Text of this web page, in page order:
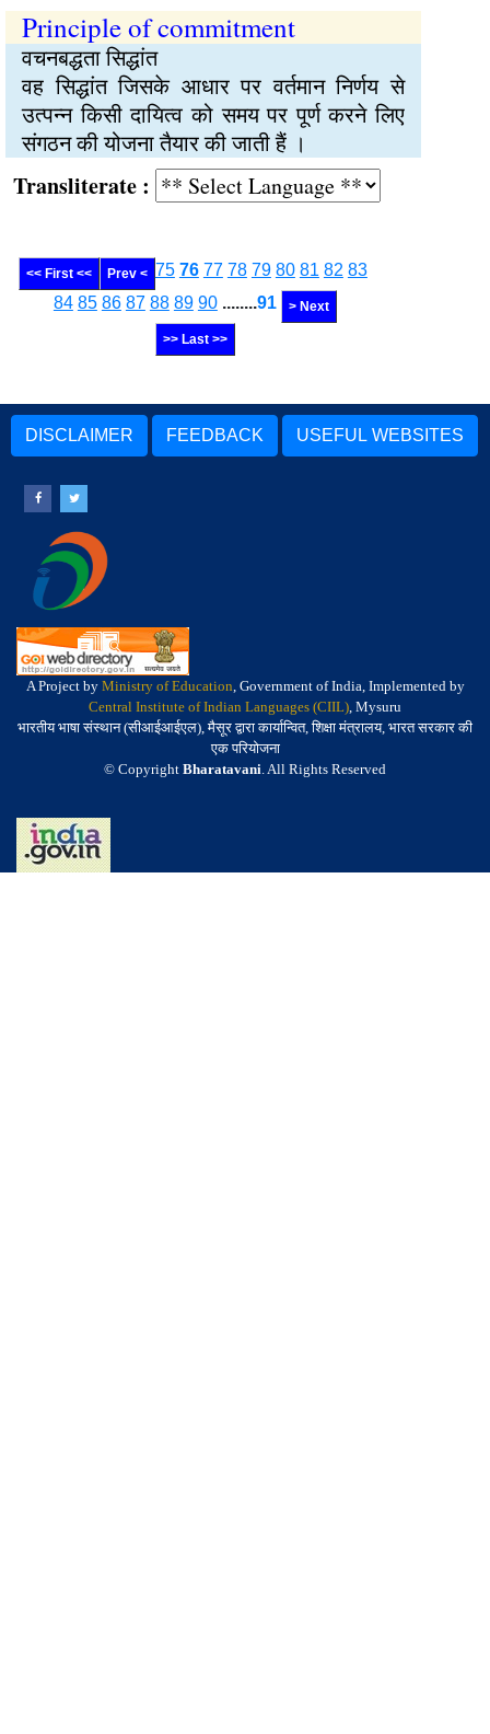
Principle of commitment
वचनबद्धता सिद्धांत
वह सिद्धांत जिसके आधार पर वर्तमान निर्णय से
उत्पन्न किसी दायित्व को समय पर पूर्ण करने लिए
संगठन की योजना तैयार की जाती हैं ।
:
<< First << Prev < 75 76 77 78 79 80 81 82 83
84 85 86 87 88 89 90 ........91 > Next
>> Last >>
DISCLAIMER FEEDBACK USEFUL WEBSITES
A Project by Ministry of Education, Government of India, Implemented by
Central Institute of Indian Languages (CIIL), Mysuru
भारतीय भाषा संस्थान (सीआईआईएल), मैसूर द्वारा कार्यान्वित, शिक्षा मंत्रालय, भारत सरकार की
एक परियोजना
© Copyright Bharatavani. All Rights Reserved